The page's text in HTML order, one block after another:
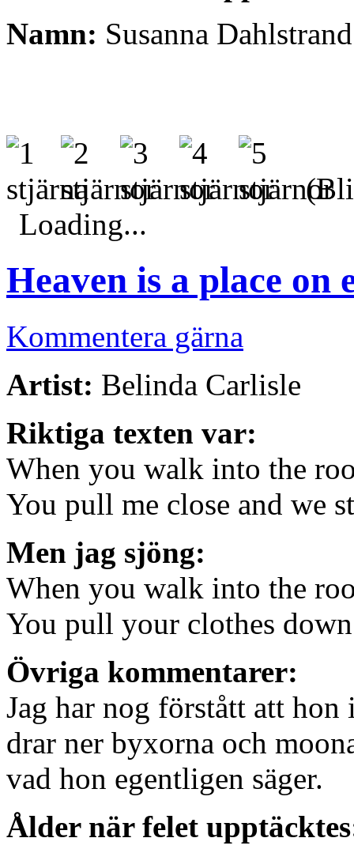
Namn: Susanna Dahlstrand
(Bli
Loading...
Heaven is a place on
Kommentera gärna
Artist: Belinda Carlisle
Riktiga texten var:
When you walk into the
You pull me close and we
Men jag sjöng:
When you walk into the
You pull your clothes
Övriga kommentarer:
Jag har nog förstått att hon
drar ner byxorna och
vad hon egentligen säger.
Ålder när felet